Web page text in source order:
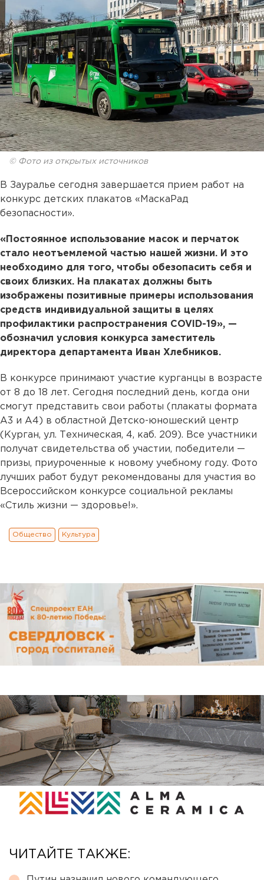
© Фото из открытых источников
В Зауралье сегодня завершается прием работ на
конкурс детских плакатов «МаскаРад
безопасности».
«Постоянное использование масок и перчаток
стало неотъемлемой частью нашей жизни. И это
необходимо для того, чтобы обезопасить себя и
своих близких. На плакатах должны быть
изображены позитивные примеры использования
средств индивидуальной защиты в целях
профилактики распространения COVID-19», —
обозначил условия конкурса заместитель
директора департамента Иван Хлебников.
В конкурсе принимают участие курганцы в возрасте
от 8 до 18 лет. Сегодня последний день, когда они
смогут представить свои работы (плакаты формата
А3 и А4) в областной Детско-юношеский центр
(Курган, ул. Техническая, 4, каб. 209). Все участники
получат свидетельства об участии, победители —
призы, приуроченные к новому учебному году. Фото
лучших работ будут рекомендованы для участия во
Всероссийском конкурсе социальной рекламы
«Стиль жизни — здоровье!».
Общество Культура
ЧИТАЙТЕ ТАКЖЕ: